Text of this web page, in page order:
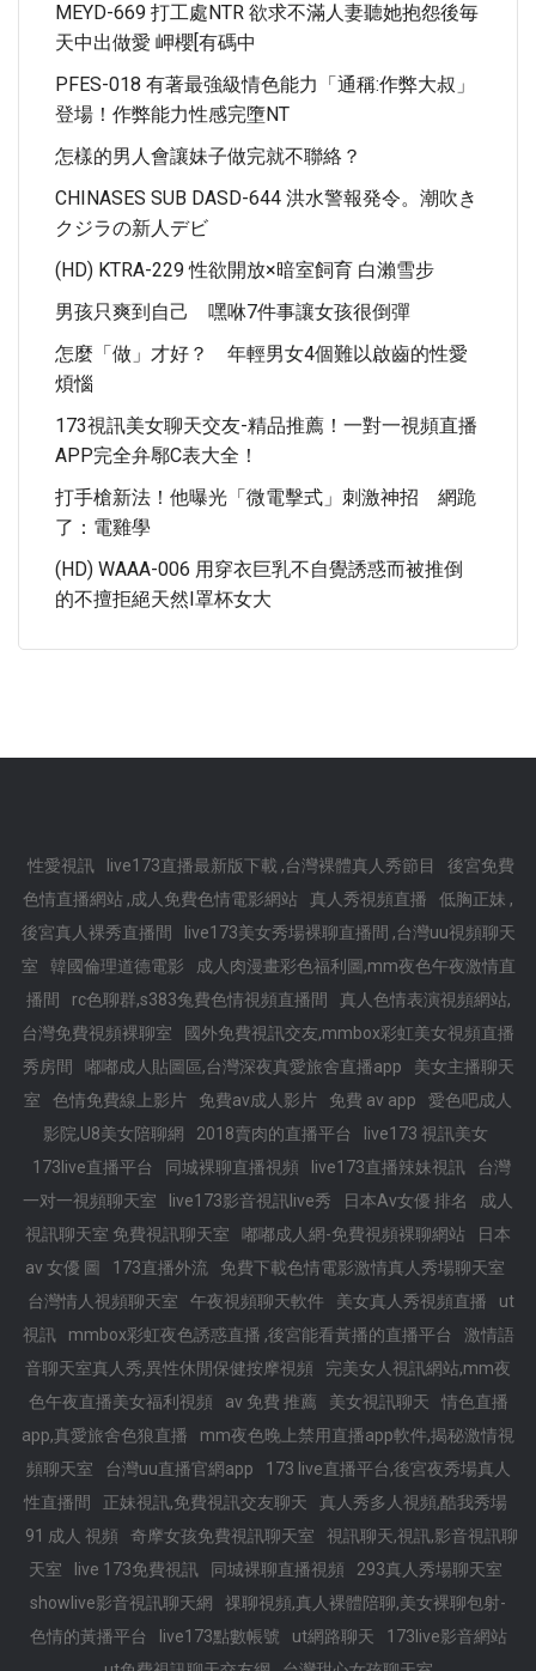
MEYD-669 打工處NTR 欲求不滿人妻聽她抱怨後毎
天中出做愛 岬櫻[有碼中
PFES-018 有著最強級情色能力「通稱:作弊大叔」
登場！作弊能力性感完墮NT
怎樣的男人會讓妹子做完就不聯絡？
CHINASES SUB DASD-644 洪水警報発令。潮吹き
クジラの新人デビ
(HD) KTRA-229 性欲開放×暗室飼育 白瀨雪步
男孩只爽到自己 嘿咻7件事讓女孩很倒彈
怎麼「做」才好？ 年輕男女4個難以啟齒的性愛
煩惱
173視訊美女聊天交友-精品推薦！一對一視頻直播
APP完全弁鄏C表大全！
打手槍新法！他曝光「微電擊式」刺激神招 網跪
了：電雞學
(HD) WAAA-006 用穿衣巨乳不自覺誘惑而被推倒
的不擅拒絕天然I罩杯女大
性愛視訊 live173直播最新版下載 ,台灣裸體真人秀節目
後宮免費
色情直播網站 ,成人免費色情電影網站
真人秀視頻直播
低胸正妹 ,
後宮真人裸秀直播間
live173美女秀場裸聊直播間 ,台灣uu視頻聊天
室
韓國倫理道德電影
成人肉漫畫彩色福利圖,mm夜色午夜激情直
播間
rc色聊群,s383兔費色情視頻直播間
真人色情表演視頻網站,
台灣免費視頻裸聊室
國外免費視訊交友,mmbox彩虹美女視頻直播
秀房間
嘟嘟成人貼圖區,台灣深夜真愛旅舍直播app
美女主播聊天
室
色情免費線上影片 免費av成人影片 免費 av app
愛色吧成人
影院,U8美女陪聊網
2018賣肉的直播平台
live173 視訊美女
173live直播平台
同城裸聊直播視頻 live173直播辣妹視訊
台灣
一对一視頻聊天室
live173影音視訊live秀 日本Av女優 排名
成人
視訊聊天室 免費視訊聊天室
嘟嘟成人網-免費視頻裸聊網站
日本
av 女優 圖
173直播外流
免費下載色情電影激情真人秀場聊天室
台灣情人視頻聊天室
午夜視頻聊天軟件 美女真人秀視頻直播
ut
視訊
mmbox彩虹夜色誘惑直播 ,後宮能看黃播的直播平台
激情語
音聊天室真人秀,異性休閒保健按摩視頻
完美女人視訊網站,mm夜
色午夜直播美女福利視頻
av 免費 推薦 美女視訊聊天
情色直播
app,真愛旅舍色狼直播
mm夜色晚上禁用直播app軟件,揭秘激情視
頻聊天室
台灣uu直播官網app
173 live直播平台,後宮夜秀場真人
性直播間
正妹視訊,免費視訊交友聊天
真人秀多人視頻,酷我秀場
91 成人 視頻
奇摩女孩免費視訊聊天室
視訊聊天,視訊,影音視訊聊
天室
live 173免費視訊 同城裸聊直播視頻
293真人秀場聊天室
showlive影音視訊聊天網
祼聊視頻,真人裸體陪聊,美女裸聊包射-
色情的黃播平台
live173點數帳號 ut網路聊天
173live影音網站